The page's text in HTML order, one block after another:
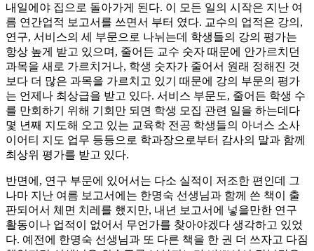
내일에야 집으로 돌아가게 된다. 이 모든 일의 시작은 지난 여
름 연간업적 보고서를 쓰면서 부터 였다. 교수의 업적은 강의,
연구, 서비스의 세 부문으로 나뉘는데 학생들의 강의 평가는
항상 높게 받고 있으며, 줄어든 교수 숫자 때문에 안가르치던
과목을 새로 가르치거나, 학생 숫자가 줄어서 원래 정해진 것
보다 더 많은 과목을 가르치고 있기 때문에 강의 부문의 평가
는 언제나 최상급을 받고 있다. 서비스 부문도, 줄어든 학생 수
를 만회하기 위해 기회만 되면 학생 모집 관련 일을 하는데다
몇 년째 지도해 오고 있는 교육학 전공 학생들의 아너스 소사
이어티 지도 업무 등등으로 학과장으로부터 감사의 말과 함께
최상위 평가를 받고 있다.
반면에, 연구 부문에 있어서는 다소 실적이 저조한 편인데 그
나마 지난 여름 보고서에는 한명숙 선생님과 함께 쓴 책이 출
판되어서 체면 치레를 했지만, 내년 보고서에 넣을만한 연구
활동이나 업적이 없어서 무언가를 찾아야겠다 생각하고 있었
다. 예전에 한명숙 선생님과 또 다른 책을 한 권 더 쓰자고 다짐